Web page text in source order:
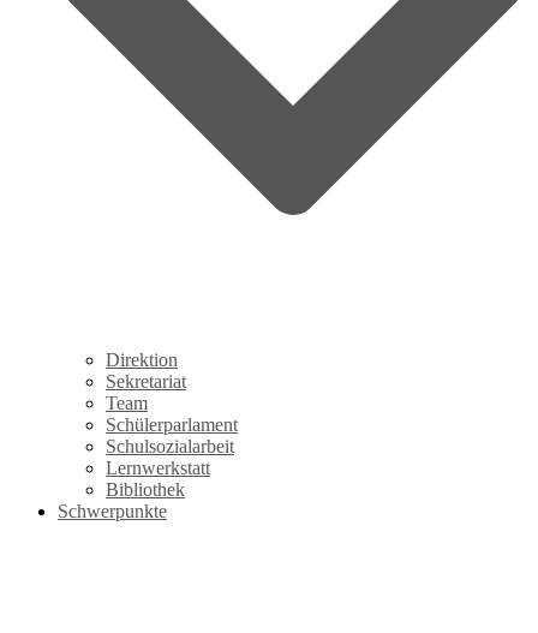
Direktion
Sekretariat
Team
Schülerparlament
Schulsozialarbeit
Lernwerkstatt
Bibliothek
Schwerpunkte